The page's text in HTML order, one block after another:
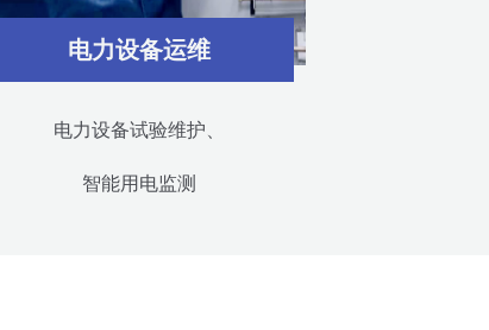
电力设备运维
电力设备试验维护、
智能用电监测